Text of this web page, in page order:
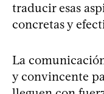
traducir esas
concretas y
La
y convincente